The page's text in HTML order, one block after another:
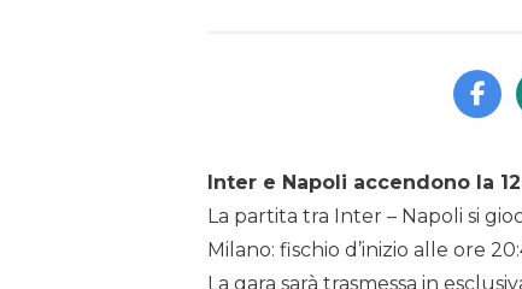
Inter e Napoli accendono la
La partita tra Inter – Napoli si
Milano: fischio d’inizio alle ore
La gara sarà trasmessa in